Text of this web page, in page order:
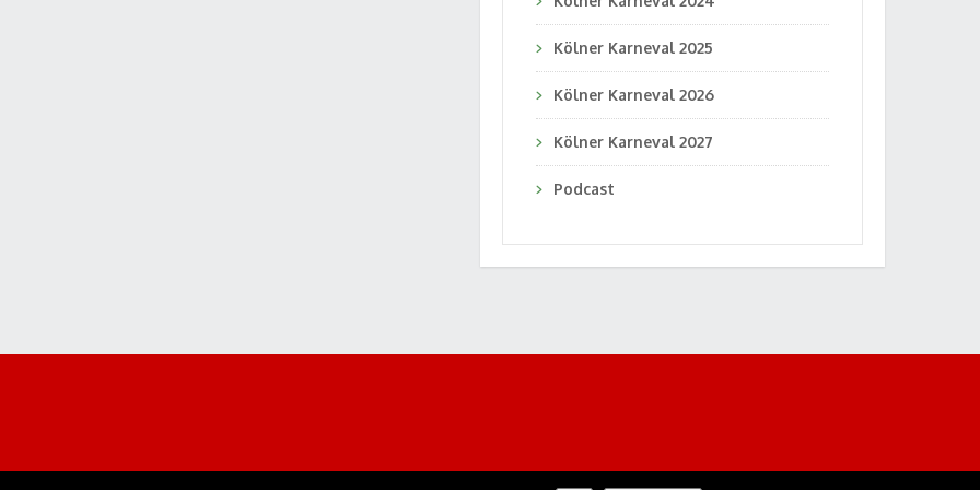
Kölner Karneval 2025
Kölner Karneval 2026
Kölner Karneval 2027
Podcast